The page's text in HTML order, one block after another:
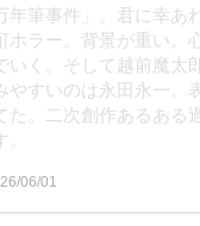
年筆事件」。君に幸あ
ホラー。背景が重い。
く。そして越前魔太
すいのは永田永一。
。二次創作あるある
06/01